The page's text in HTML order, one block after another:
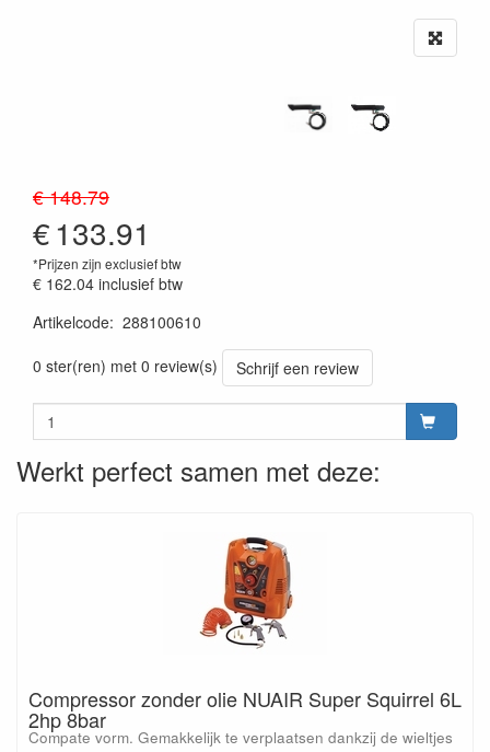
€ 148.79
€133.91
*Prijzen zijn exclusief btw
€ 162.04 inclusief btw
Artikelcode: 288100610
0 ster(ren) met 0 review(s)
Schrijf een review
Werkt perfect samen met deze:
Compressor zonder olie NUAIR Super Squirrel 6L
2hp 8bar
Compate vorm. Gemakkelijk te verplaatsen dankzij de wieltjes